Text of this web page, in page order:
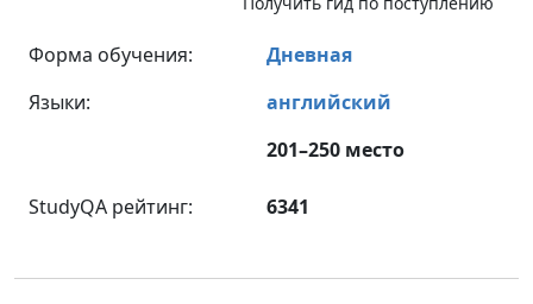
Форма обучения:
Дневная
Языки:
английский
201–250 место
StudyQA рейтинг: 6341